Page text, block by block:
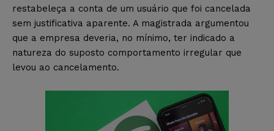
restabeleça a conta de um usuário que foi cancelada
sem justificativa aparente. A magistrada argumentou
que a empresa deveria, no mínimo, ter indicado a
natureza do suposto comportamento irregular que
levou ao cancelamento.